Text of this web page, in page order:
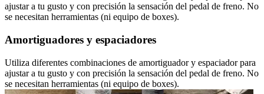
ajustar a tu gusto y con precisión la sensación del pedal de freno. No
se necesitan herramientas (ni equipo de boxes).
Amortiguadores y espaciadores
Utiliza diferentes combinaciones de amortiguador y espaciador para
ajustar a tu gusto y con precisión la sensación del pedal de freno. No
se necesitan herramientas (ni equipo de boxes).